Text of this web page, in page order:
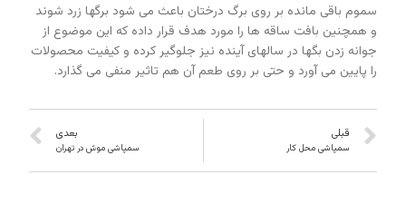
سموم باقی مانده بر روی برگ درختان باعث می شود برگها زرد شوند
و همچنین بافت ساقه ها را مورد هدف قرار داده که این موضوع از
جوانه زدن بگها در سالهای آینده نیز جلوگیر کرده و کیفیت محصولات
را پایین می آورد و حتی بر روی طعم آن هم تاثیر منفی می گذارد.
قبلی
سمپاشی محل کار
بعدی
سمپاشی موش در تهران